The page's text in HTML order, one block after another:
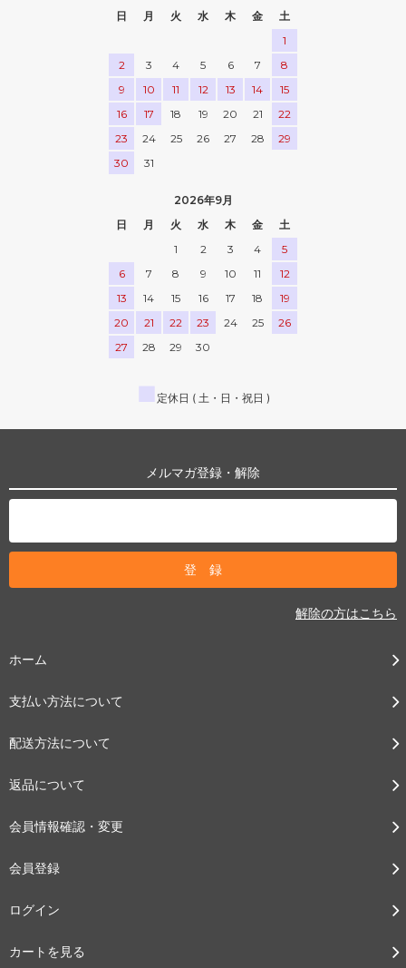
日
月 火 水 木 金
土
1
2
3 4 5 6 7
8
9
10 11 12 13 14
15
16
17 18 19 20 21
22
23
24 25 26 27 28
29
30
31
2026年9月
日
月 火 水 木 金
土
1
2 3 4
5
6
7 8 9 10 11
12
13
14 15 16 17 18
19
20
21 22 23 24 25
26
27
28 29 30
■ 定休日 ( 土・日・祝日 )
メルマガ登録・解除
解除の方はこちら
ホーム
支払い方法について
配送方法について
返品について
会員情報確認・変更
会員登録
ログイン
カートを見る